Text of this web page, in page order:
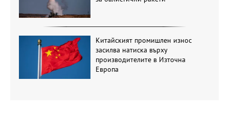
Китайският промишлен износ
засилва натиска върху
производителите в Източна
Европа